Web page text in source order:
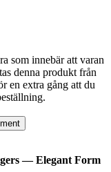
som innebär att varan
denna produkt från
en extra gång att du
— Elegant Form